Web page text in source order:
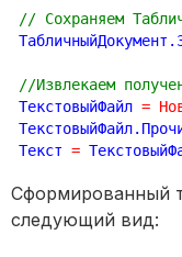
// Сохраняем
//Извлекаем
ТекстовыйФайл =
Текст =
Сформированный
следующий вид: